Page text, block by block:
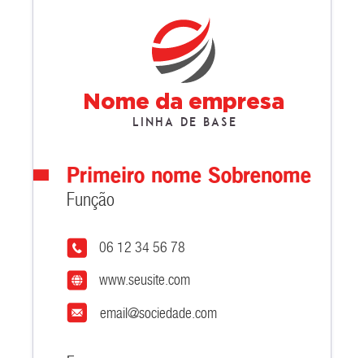
www.seusite.com
email@sociedade.com
Função
06 12 34 56 78
Primeiro nome Sobrenome
Nome da empresa
Linha de base